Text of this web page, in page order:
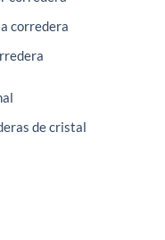
corredera
de cristal